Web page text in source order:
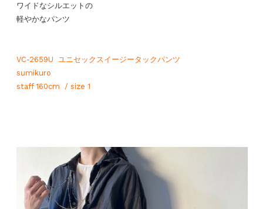
ワイドなシルエットの
軽やかなパンツ
VC-2659U ユニセックスイージータックパンツ
sumikuro
staff 160cm / size 1